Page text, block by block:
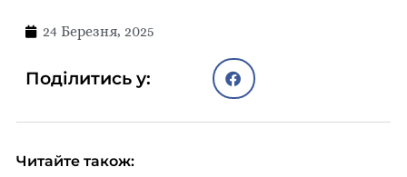
24 Березня, 2025
Поділитись у:
Читайте також: